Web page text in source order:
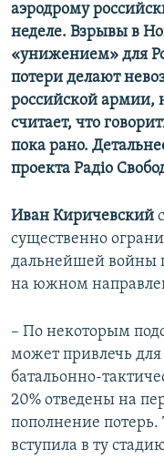
аэродрому
неделе. Взрывы в
«унижением» для
потери делают
российской армии,
считает, что
пока рано.
проекта Радіо
Иван Киричевский
существенно
дальнейшей войны
на южном
– По некоторым
может привлечь
батальонно-
20% отведены на
пополнение потерь.
вступила в ту